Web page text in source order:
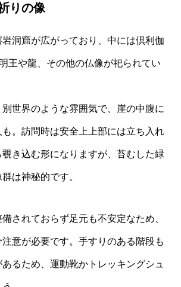
りの像
洞窟が広がっており、中には倶利伽
王や龍、その他の仏像が祀られてい
世界のような雰囲気で、崖の中腹に
。訪問時は安全上上部には立ち入れ
き込む形になりますが、苔むした緑
は神秘的です。
されておらず足元も不安定なため、
意が必要です。手すりのある階段も
るため、運動靴かトレッキングシュ